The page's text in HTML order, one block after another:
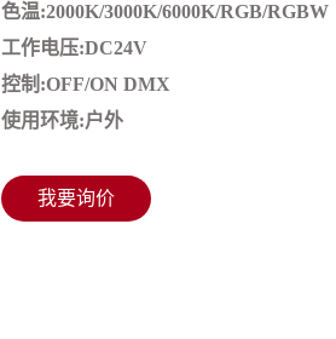
色温:2000K/3000K/6000K/RGB/RGBW
工作电压:DC24V
控制:OFF/ON DMX
使用环境:户外
我要询价